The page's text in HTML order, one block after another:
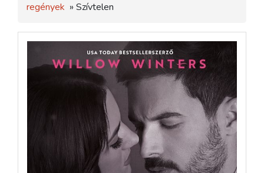
regények » Szívtelen